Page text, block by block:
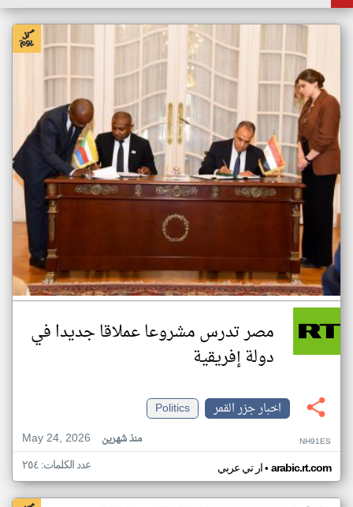
مصر تدرس مشروعا عملاقا جديدا في
دولة إفريقية
اخبار جزر القمر
Politics
May 24, 2026
منذ شهرين NH91ES
ار تي عربي• arabic.rt.com عدد الكلمات: ٢٥٤